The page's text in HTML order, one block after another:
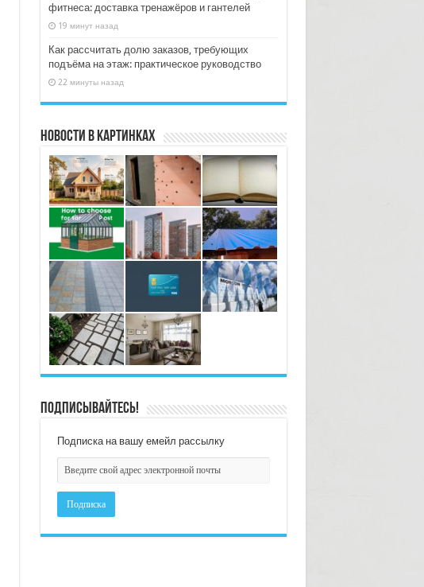
фитнеса: доставка тренажёров и гантелей
19 минут назад
Как рассчитать долю заказов, требующих
подъёма на этаж: практическое руководство
22 минуты назад
Новости в картинках
Подписывайтесь!
Подписка на вашу емейл рассылку